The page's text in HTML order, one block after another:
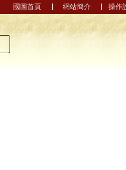
國圖首頁 | 網站簡介 | 操作